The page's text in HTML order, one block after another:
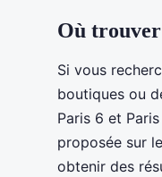
Où
Si vous
boutiques ou
Paris 6 et
proposée sur
obtenir des